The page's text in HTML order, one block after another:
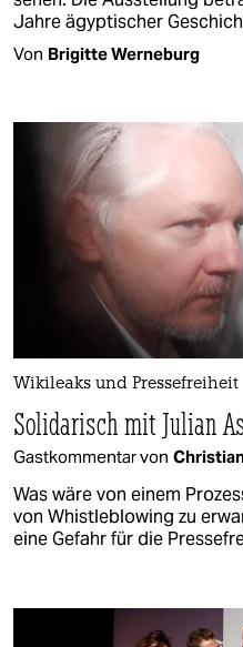
Jahre ägyptischer
Von Brigitte Werneburg
Wikileaks und Pressefreiheit
Solidarisch mit Julian
Gastkommentar von
Was wäre von einem
von Whistleblowing zu
eine Gefahr für die